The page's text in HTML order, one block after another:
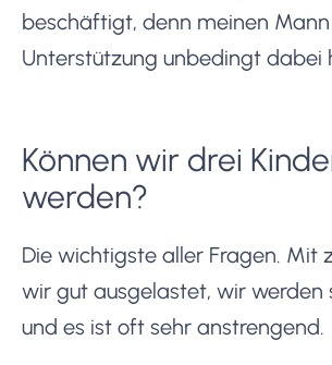
beschäftigt, denn meinen
Unterstützung unbedingt dabei
Können wir drei
werden?
Die wichtigste aller Fragen. Mit
wir gut ausgelastet, wir
und es ist oft sehr anstrengend.